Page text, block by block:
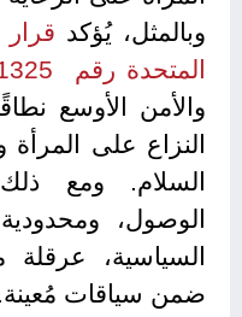
وبالمثل، يُؤكد قرار
المتحدة رقم 1325
والأمن الأوسع
النزاع على
السلام. ومع
الوصول،
السياسية، عرقلة
ضمن سياقات مُعينة.